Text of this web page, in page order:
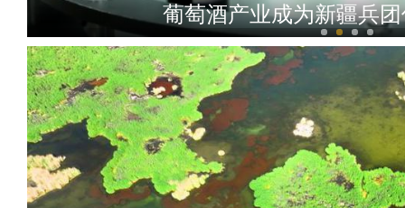
葡萄酒产业成为新疆兵